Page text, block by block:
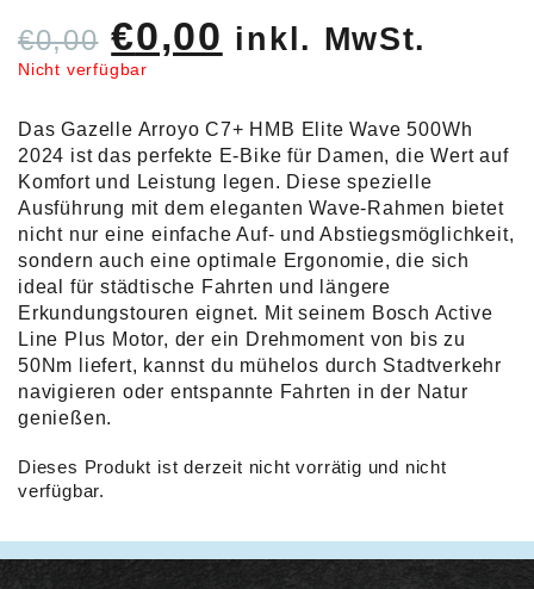
€0,00 Ursprünglicher
Preis
€0,00
€0,00 Aktueller
Preis
€0,00.
inkl. MwSt.
Nicht verfügbar
Das Gazelle Arroyo C7+ HMB Elite Wave 500Wh
2024 ist das perfekte E-Bike für Damen, die Wert auf
Komfort und Leistung legen. Diese spezielle
Ausführung mit dem eleganten Wave-Rahmen bietet
nicht nur eine einfache Auf- und Abstiegsmöglichkeit,
sondern auch eine optimale Ergonomie, die sich
ideal für städtische Fahrten und längere
Erkundungstouren eignet. Mit seinem Bosch Active
Line Plus Motor, der ein Drehmoment von bis zu
50Nm liefert, kannst du mühelos durch Stadtverkehr
navigieren oder entspannte Fahrten in der Natur
genießen.
Dieses Produkt ist derzeit nicht vorrätig und nicht
verfügbar.